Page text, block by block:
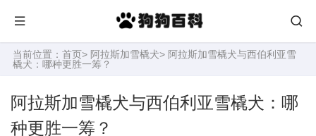
当前位置： 首页> 阿拉斯加雪橇犬> 阿拉斯加雪橇犬与西伯利亚雪
橇犬：哪种更胜一筹？
阿拉斯加雪橇犬与西伯利亚雪橇犬：哪
种更胜一筹？